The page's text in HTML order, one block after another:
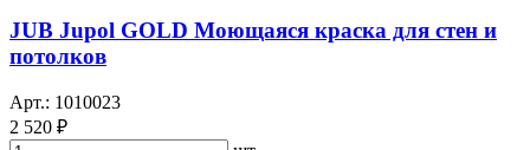
JUB Jupol GOLD Моющаяся краска для стен и
потолков
Арт.: 1010023
2 520 ₽